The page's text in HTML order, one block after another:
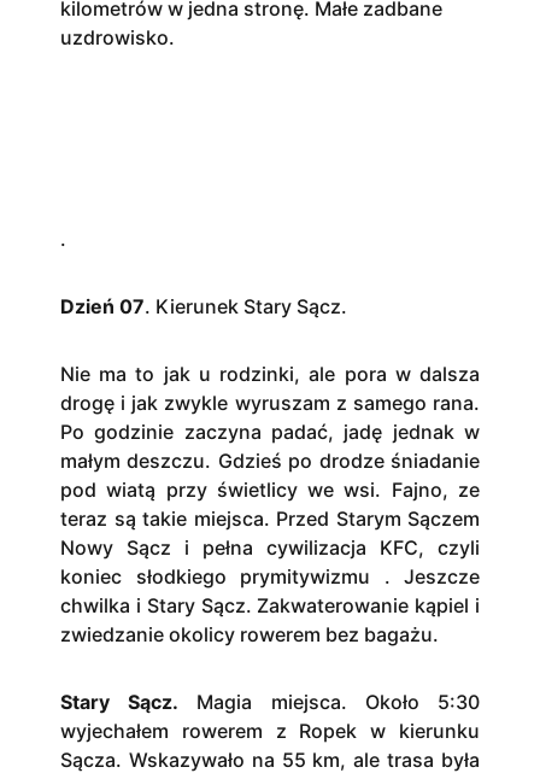
kilometrów w jedna stronę. Małe zadbane
uzdrowisko.
.
Dzień 07. Kierunek Stary Sącz.
Nie ma to jak u rodzinki, ale pora w dalsza
drogę i jak zwykle wyruszam z samego rana.
Po godzinie zaczyna padać, jadę jednak w
małym deszczu. Gdzieś po drodze śniadanie
pod wiatą przy świetlicy we wsi. Fajno, ze
teraz są takie miejsca. Przed Starym Sączem
Nowy Sącz i pełna cywilizacja KFC, czyli
koniec słodkiego prymitywizmu . Jeszcze
chwilka i Stary Sącz. Zakwaterowanie kąpiel i
zwiedzanie okolicy rowerem bez bagażu.
Stary Sącz. Magia miejsca. Około 5:30
wyjechałem rowerem z Ropek w kierunku
Sącza. Wskazywało na 55 km, ale trasa była